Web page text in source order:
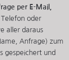
per E-Mail,
oder
aller daraus
Anfrage) zum
gespeichert und